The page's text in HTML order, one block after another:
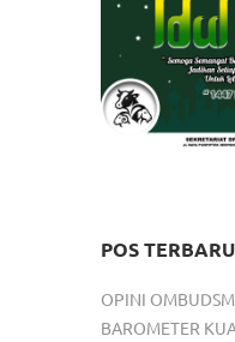
POS TERBARU
OPINI
BAROMETER